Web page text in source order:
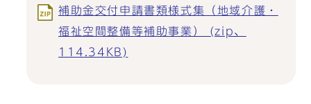
補助金交付申請書類様式集（地域介護・
福祉空間整備等補助事業） (zip、
114.34KB)